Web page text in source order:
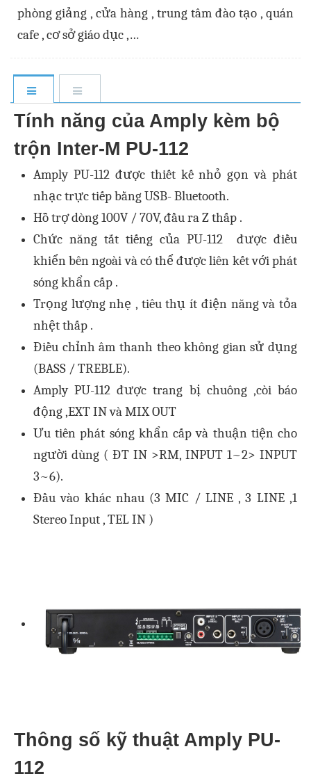
phòng giảng , cửa hàng , trung tâm đào tạo , quán
cafe , cơ sở giáo dục ,…
Tính năng của Amply kèm bộ
trộn Inter-M PU-112
Amply PU-112 được thiết kế nhỏ gọn và phát
nhạc trực tiếp bằng USB- Bluetooth.
Hỗ trợ dòng 100V / 70V, đầu ra Z thấp .
Chức năng tắt tiếng của PU-112 được điều
khiển bên ngoài và có thể được liên kết với phát
sóng khẩn cấp .
Trọng lượng nhẹ , tiêu thụ ít điện năng và tỏa
nhệt thấp .
Điều chỉnh âm thanh theo không gian sử dụng
(BASS / TREBLE).
Amply PU-112 được trang bị chuông ,còi báo
động ,EXT IN và MIX OUT
Ưu tiên phát sóng khẩn cấp và thuận tiện cho
người dùng ( ĐT IN >RM, INPUT 1~2> INPUT
3~6).
Đầu vào khác nhau (3 MIC / LINE , 3 LINE ,1
Stereo Input , TEL IN )
Thông số kỹ thuật Amply PU-
112